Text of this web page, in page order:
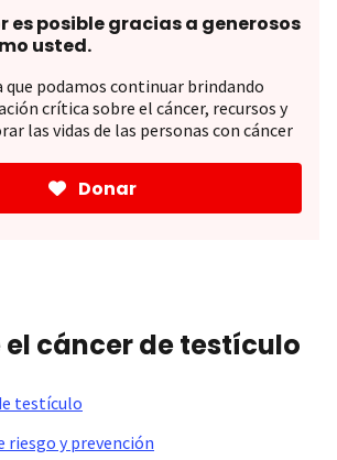
es posible gracias a generosos
usted.
que podamos continuar brindando
crítica sobre el cáncer, recursos y
las vidas de las personas con cáncer
Donar
el cáncer de testículo
testículo
riesgo y prevención